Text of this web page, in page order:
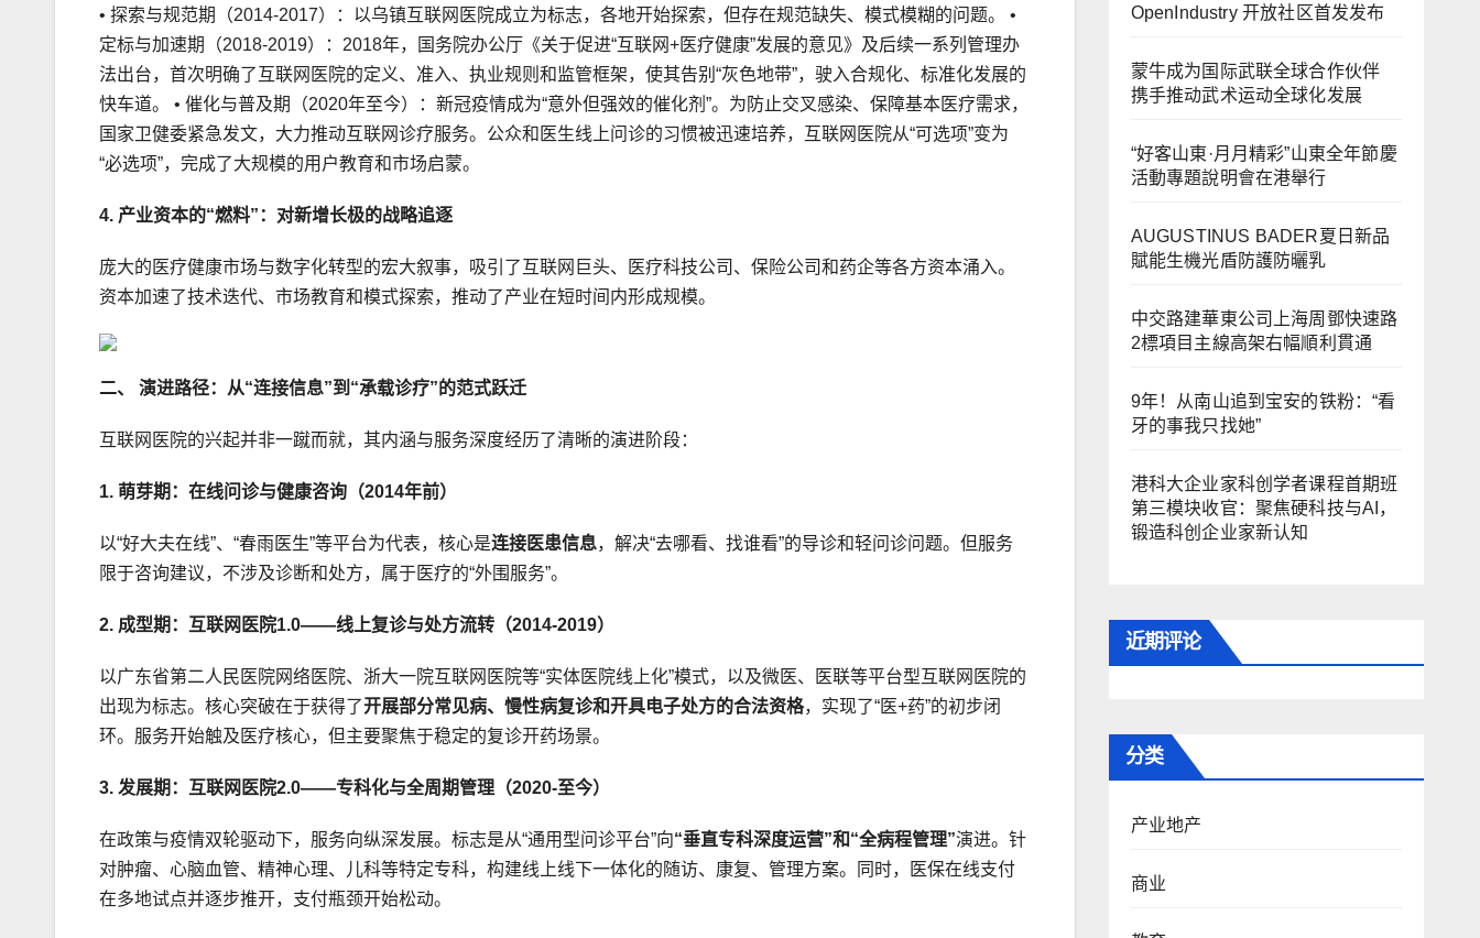
• 探索与规范期（2014-2017）：以乌镇互联网医院成立为标志，各地开始探索，但存在规范缺失、模式模糊的问题。 •
定标与加速期（2018-2019）：2018年，国务院办公厅《关于促进“互联网+医疗健康”发展的意见》及后续一系列管理办
法出台，首次明确了互联网医院的定义、准入、执业规则和监管框架，使其告别“灰色地带”，驶入合规化、标准化发展的
快车道。 • 催化与普及期（2020年至今）：新冠疫情成为“意外但强效的催化剂”。为防止交叉感染、保障基本医疗需求，
国家卫健委紧急发文，大力推动互联网诊疗服务。公众和医生线上问诊的习惯被迅速培养，互联网医院从“可选项”变为
“必选项”，完成了大规模的用户教育和市场启蒙。
4. 产业资本的“燃料”：对新增长极的战略追逐
庞大的医疗健康市场与数字化转型的宏大叙事，吸引了互联网巨头、医疗科技公司、保险公司和药企等各方资本涌入。
资本加速了技术迭代、市场教育和模式探索，推动了产业在短时间内形成规模。
二、 演进路径：从“连接信息”到“承载诊疗”的范式跃迁
互联网医院的兴起并非一蹴而就，其内涵与服务深度经历了清晰的演进阶段：
1. 萌芽期：在线问诊与健康咨询（2014年前）
以“好大夫在线”、“春雨医生”等平台为代表，核心是连接医患信息，解决“去哪看、找谁看”的导诊和轻问诊问题。但服务
限于咨询建议，不涉及诊断和处方，属于医疗的“外围服务”。
2. 成型期：互联网医院1.0——线上复诊与处方流转（2014-2019）
以广东省第二人民医院网络医院、浙大一院互联网医院等“实体医院线上化”模式，以及微医、医联等平台型互联网医院的
出现为标志。核心突破在于获得了开展部分常见病、慢性病复诊和开具电子处方的合法资格，实现了“医+药”的初步闭
环。服务开始触及医疗核心，但主要聚焦于稳定的复诊开药场景。
3. 发展期：互联网医院2.0——专科化与全周期管理（2020-至今）
在政策与疫情双轮驱动下，服务向纵深发展。标志是从“通用型问诊平台”向“垂直专科深度运营”和“全病程管理”演进。针
对肿瘤、心脑血管、精神心理、儿科等特定专科，构建线上线下一体化的随访、康复、管理方案。同时，医保在线支付
在多地试点并逐步推开，支付瓶颈开始松动。
OpenIndustry 开放社区首发发布
蒙牛成为国际武联全球合作伙伴
携手推动武术运动全球化发展
“好客山東·月月精彩”山東全年節慶
活動專題說明會在港舉行
AUGUSTINUS BADER夏日新品
賦能生機光盾防護防曬乳
中交路建華東公司上海周鄧快速路
2標項目主線高架右幅順利貫通
9年！从南山追到宝安的铁粉：“看
牙的事我只找她”
港科大企业家科创学者课程首期班
第三模块收官：聚焦硬科技与AI，
锻造科创企业家新认知
近期评论
分类
产业地产
商业